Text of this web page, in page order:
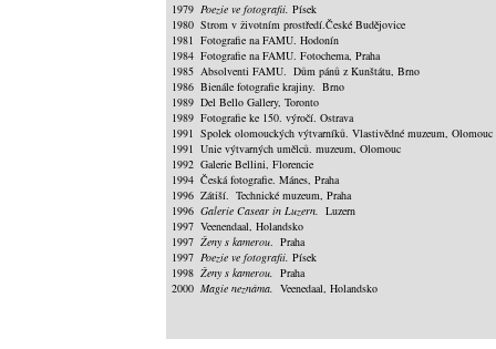
1979 Poezie ve fotografii. Písek
1980 Strom v životním prostředí.České Budějovice
1981 Fotografie na FAMU. Hodonín
1984 Fotografie na FAMU. Fotochema, Praha
1985 Absolventi FAMU. Dům pánů z Kunštátu, Brno
1986 Bienále fotografie krajiny. Brno
1989 Del Bello Gallery, Toronto
1989 Fotografie ke 150. výročí. Ostrava
1991 Spolek olomouckých výtvarníků. Vlastivědné muzeum, Olomouc
1991 Unie výtvarných umělců. muzeum, Olomouc
1992 Galerie Bellini, Florencie
1994 Česká fotografie. Mánes, Praha
1996 Zátiší. Technické muzeum, Praha
1996 Galerie Casear in Luzern. Luzern
1997 Veenendaal, Holandsko
1997 Ženy s kamerou. Praha
1997 Poezie ve fotografii. Písek
1998 Ženy s kamerou. Praha
2000 Magie neznáma. Veenedaal, Holandsko